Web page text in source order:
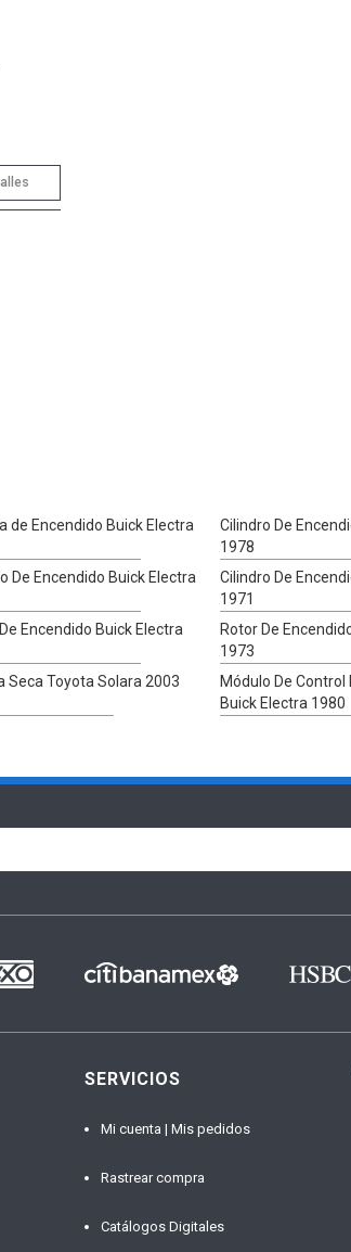
de Encendido Buick Electra
Cilindro De
1978
De Encendido Buick Electra
Cilindro De
1971
Encendido Buick Electra
Rotor De
1973
Seca Toyota Solara 2003
Módulo De Control
Buick Electra 1980
SERVICIOS
Mi cuenta | Mis pedidos
Rastrear compra
Catálogos Digitales